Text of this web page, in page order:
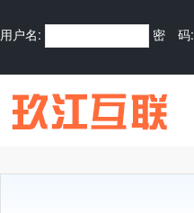
用户名: 密 码: